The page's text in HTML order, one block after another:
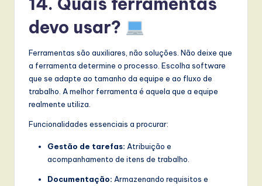
devo usar?
Ferramentas são auxiliares, não soluções. Não deixe que
a ferramenta determine o processo. Escolha software
que se adapte ao tamanho da equipe e ao fluxo de
trabalho. A melhor ferramenta é aquela que a equipe
realmente utiliza.
Funcionalidades essenciais a procurar:
Gestão de tarefas: Atribuição e
acompanhamento de itens de trabalho.
Documentação: Armazenando requisitos e